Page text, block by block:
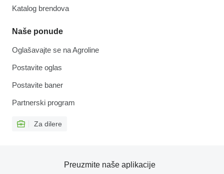
Katalog brendova
Naše ponude
Oglašavajte se na Agroline
Postavite oglas
Postavite baner
Partnerski program
Za dilere
Preuzmite naše aplikacije